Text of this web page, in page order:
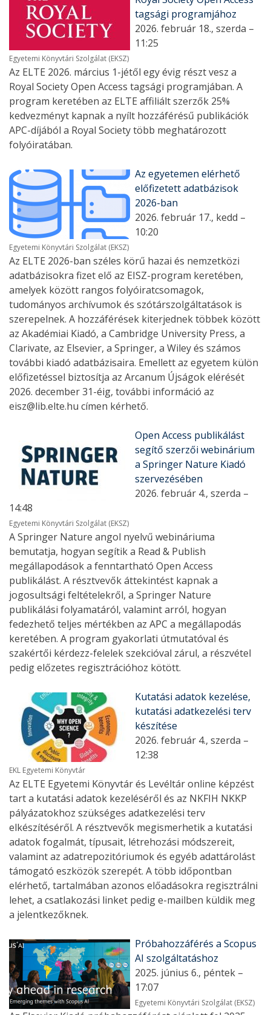
tagsági programjához
2026. február 18., szerda –
11:25
Egyetemi Könyvtári Szolgálat (EKSZ)
Az ELTE 2026. március 1-jétől egy évig részt vesz a
Royal Society Open Access tagsági programjában. A
program keretében az ELTE affiliált szerzők 25%
kedvezményt kapnak a nyílt hozzáférésű publikációk
APC-díjából a Royal Society több meghatározott
folyóiratában.
Az egyetemen elérhető
előfizetett adatbázisok
2026-ban
2026. február 17., kedd –
10:20
Egyetemi Könyvtári Szolgálat (EKSZ)
Az ELTE 2026-ban széles körű hazai és nemzetközi
adatbázisokra fizet elő az EISZ-program keretében,
amelyek között rangos folyóiratcsomagok,
tudományos archívumok és szótárszolgáltatások is
szerepelnek. A hozzáférések kiterjednek többek között
az Akadémiai Kiadó, a Cambridge University Press, a
Clarivate, az Elsevier, a Springer, a Wiley és számos
további kiadó adatbázisaira. Emellett az egyetem külön
előfizetéssel biztosítja az Arcanum Újságok elérését
2026. december 31-éig, további információ az
eisz@lib.elte.hu címen kérhető.
Open Access publikálást
segítő szerzői webinárium
a Springer Nature Kiadó
szervezésében
2026. február 4., szerda –
14:48
Egyetemi Könyvtári Szolgálat (EKSZ)
A Springer Nature angol nyelvű webináriuma
bemutatja, hogyan segítik a Read & Publish
megállapodások a fenntartható Open Access
publikálást. A résztvevők áttekintést kapnak a
jogosultsági feltételekről, a Springer Nature
publikálási folyamatáról, valamint arról, hogyan
fedezhető teljes mértékben az APC a megállapodás
keretében. A program gyakorlati útmutatóval és
szakértői kérdezz-felelek szekcióval zárul, a részvétel
pedig előzetes regisztrációhoz kötött.
Kutatási adatok kezelése,
kutatási adatkezelési terv
készítése
2026. február 4., szerda –
12:38
EKL Egyetemi Könyvtár
Az ELTE Egyetemi Könyvtár és Levéltár online képzést
tart a kutatási adatok kezeléséről és az NKFIH NKKP
pályázatokhoz szükséges adatkezelési terv
elkészítéséről. A résztvevők megismerhetik a kutatási
adatok fogalmát, típusait, létrehozási módszereit,
valamint az adatrepozitóriumok és egyéb adattárolást
támogató eszközök szerepét. A több időpontban
elérhető, tartalmában azonos előadásokra regisztrálni
lehet, a csatlakozási linket pedig e-mailben küldik meg
a jelentkezőknek.
Próbahozzáférés a Scopus
AI szolgáltatáshoz
2025. június 6., péntek –
17:07
Egyetemi Könyvtári Szolgálat (EKSZ)